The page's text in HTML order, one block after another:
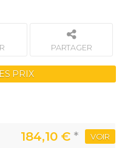
PARTAGER
PRIX
184,10 € * VOIR